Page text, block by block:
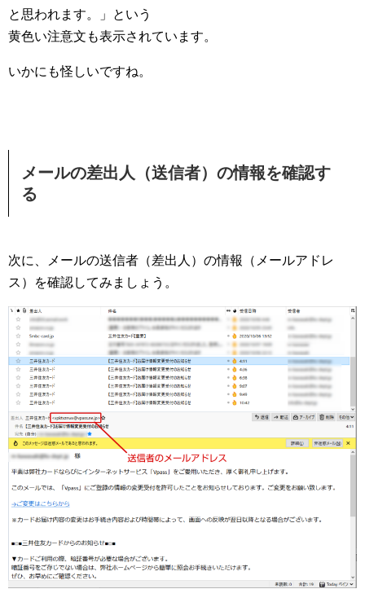
と思われます。」という
黄色い注意文も表示されています。
いかにも怪しいですね。
メールの差出人（送信者）の情報を確認す
る
次に、メールの送信者（差出人）の情報（メールアドレ
ス）を確認してみましょう。